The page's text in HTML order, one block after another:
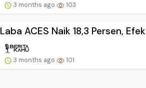
3 months ago 103
Laba ACES Naik 18,3 Persen,
3 months ago 101